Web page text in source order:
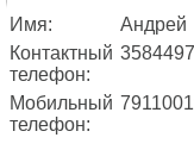
Имя:
Андрей
Контактный
телефон:
Мобильный
телефон: